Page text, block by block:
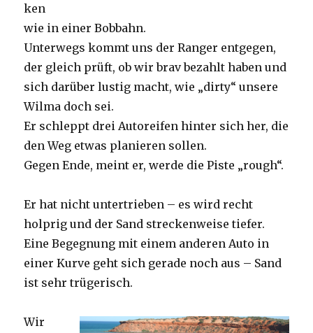
ken
wie in einer Bobbahn.
Unterwegs kommt uns der Ranger entgegen,
der gleich prüft, ob wir brav bezahlt haben und
sich darüber lustig macht, wie „dirty“ unsere
Wilma doch sei.
Er schleppt drei Autoreifen hinter sich her, die
den Weg etwas planieren sollen.
Gegen Ende, meint er, werde die Piste „rough“.
Er hat nicht untertrieben – es wird recht
holprig und der Sand streckenweise tiefer.
Eine Begegnung mit einem anderen Auto in
einer Kurve geht sich gerade noch aus – Sand
ist sehr trügerisch.
Wir